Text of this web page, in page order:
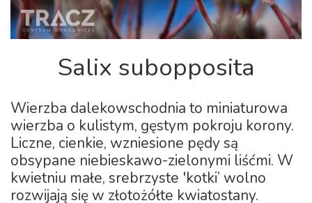
Salix subopposita
Wierzba dalekowschodnia to miniaturowa
wierzba o kulistym, gęstym pokroju korony.
Liczne, cienkie, wzniesione pędy są
obsypane niebieskawo-zielonymi liśćmi. W
kwietniu małe, srebrzyste 'kotki’ wolno
rozwijają się w złotożółte kwiatostany.